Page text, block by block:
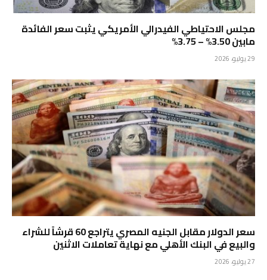
مجلس الاحتياطي الفيدرالي الأمريكي يثبت سعر الفائدة
مابين 3.50% – 3.75%
29 يوليو، 2026
سعر الدولار مقابل الجنيه المصري يتراجع 60 قرشاً للشراء
والبيع في البنك الأهلي مع نهاية تعاملات الاثنين
27 يوليو، 2026